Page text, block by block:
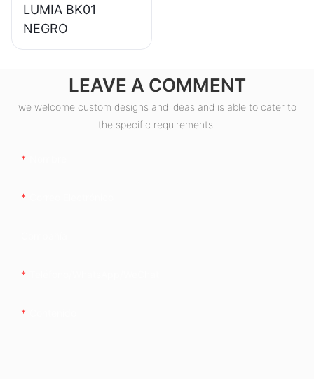
LUMIA BK01
NEGRO
LEAVE A COMMENT
we welcome custom designs and ideas and is able to cater to
the specific requirements.